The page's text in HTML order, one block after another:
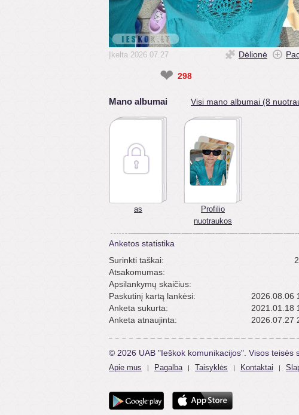
Įkelta 2026.07.27 Dėlionė
❤ 298
Mano albumai Visi mano albumai (8
as
Profilio
nuotraukos
Anketos statistika
Surinkti taškai:
Atsakomumas:
Apsilankymų skaičius:
Paskutinį kartą lankėsi:
2026.08.06
Anketa sukurta:
2021.01.18
Anketa atnaujinta:
2026.07.27
© 2026 UAB "Ieškok komunikacijos". Visos teisės
Apie mus | Pagalba | Taisyklės | Kontaktai |